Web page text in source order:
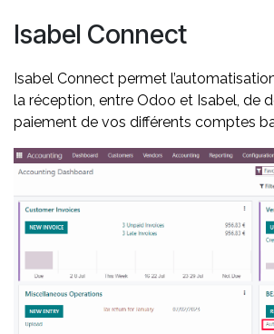
Isabel Connect
Isabel Connect permet l
la réception, entre Odoo et Isabel, de
paiement de vos différents comptes